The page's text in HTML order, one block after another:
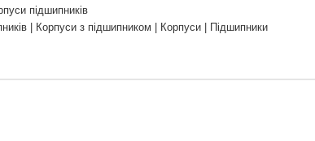
підшипників
| Корпуси з підшипником | Корпуси | Підшипники